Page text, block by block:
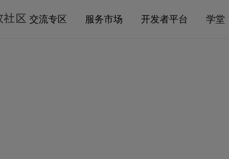
交流专区 服务市场 开发者平台 学堂